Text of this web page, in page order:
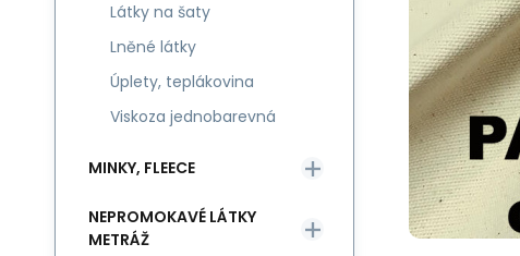
Látky na šaty
Lněné látky
Úplety, teplákovina
Viskoza jednobarevná
MINKY, FLEECE
NEPROMOKAVÉ LÁTKY
METRÁŽ